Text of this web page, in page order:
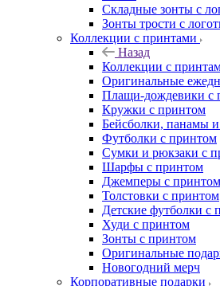
Складные зонты с
Зонты трости с
Коллекции с принтами
Назад
Коллекции с
Оригинальные
Плащи-дождевики с
Кружки с принтом
Бейсболки, панамы
Футболки с принтом
Сумки и рюкзаки с
Шарфы с принтом
Джемперы с принтом
Толстовки с принтом
Детские футболки с
Худи с принтом
Зонты с принтом
Оригинальные
Новогодний мерч
Корпоративные подарки